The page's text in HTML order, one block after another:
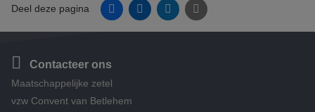
Deel deze pagina FacebookLinkedinTwitter E-mail
Contacteer ons
Maatschappelijke zetel
vzw Convent van Betlehem